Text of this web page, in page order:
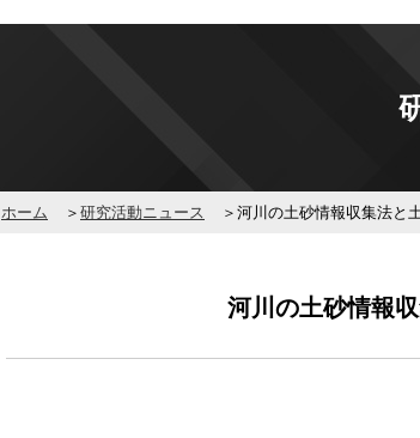
ホーム 研究活動ニュース 河川の土砂情報収集法と
河川の土砂情報